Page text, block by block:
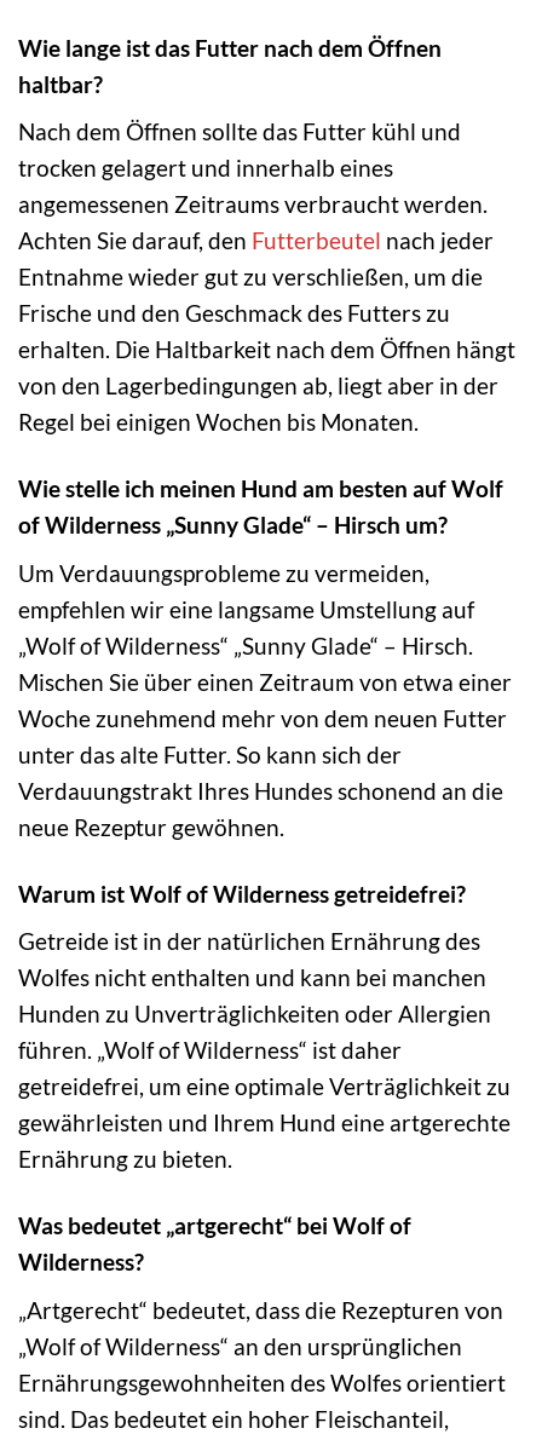
Wie lange ist das Futter nach dem Öffnen
haltbar?
Nach dem Öffnen sollte das Futter kühl und
trocken gelagert und innerhalb eines
angemessenen Zeitraums verbraucht werden.
Achten Sie darauf, den Futterbeutel nach jeder
Entnahme wieder gut zu verschließen, um die
Frische und den Geschmack des Futters zu
erhalten. Die Haltbarkeit nach dem Öffnen hängt
von den Lagerbedingungen ab, liegt aber in der
Regel bei einigen Wochen bis Monaten.
Wie stelle ich meinen Hund am besten auf Wolf
of Wilderness „Sunny Glade“ – Hirsch um?
Um Verdauungsprobleme zu vermeiden,
empfehlen wir eine langsame Umstellung auf
„Wolf of Wilderness“ „Sunny Glade“ – Hirsch.
Mischen Sie über einen Zeitraum von etwa einer
Woche zunehmend mehr von dem neuen Futter
unter das alte Futter. So kann sich der
Verdauungstrakt Ihres Hundes schonend an die
neue Rezeptur gewöhnen.
Warum ist Wolf of Wilderness getreidefrei?
Getreide ist in der natürlichen Ernährung des
Wolfes nicht enthalten und kann bei manchen
Hunden zu Unverträglichkeiten oder Allergien
führen. „Wolf of Wilderness“ ist daher
getreidefrei, um eine optimale Verträglichkeit zu
gewährleisten und Ihrem Hund eine artgerechte
Ernährung zu bieten.
Was bedeutet „artgerecht“ bei Wolf of
Wilderness?
„Artgerecht“ bedeutet, dass die Rezepturen von
„Wolf of Wilderness“ an den ursprünglichen
Ernährungsgewohnheiten des Wolfes orientiert
sind. Das bedeutet ein hoher Fleischanteil,